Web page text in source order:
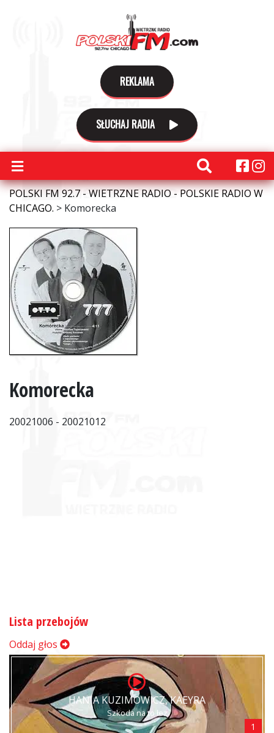
REKLAMA
SŁUCHAJ RADIA
POLSKI FM 92.7 - WIETRZNE RADIO - POLSKIE RADIO W
CHICAGO. > Komorecka
Komorecka
20021006 - 20021012
Lista przebojów
Oddaj głos
HANIA KUZIMOWICZ, KAEYRA
Szkoda na to łez
1